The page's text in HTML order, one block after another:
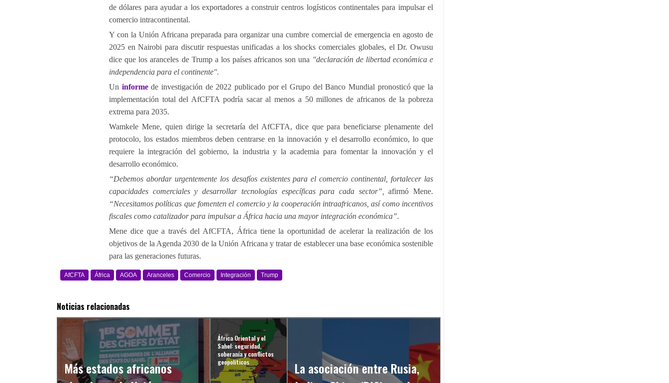
de dólares para ayudar a los exportadores a construir centros logísticos continentales para impulsar el
comercio intracontinental.
Y con la Unión Africana preparada para organizar una cumbre comercial de emergencia en agosto de
2025 en Nairobi para discutir respuestas unificadas a los shocks comerciales globales, el Dr. Owusu
dice que los aranceles de Trump a los países africanos son una "declaración de libertad económica e
independencia para el continente".
Un informede investigación de 2022 publicado por el Grupo del Banco Mundial pronosticó que la
implementación total del AfCFTA podría sacar al menos a 50 millones de africanos de la pobreza
extrema para 2035.
Wamkele Mene, quien dirige la secretaría del AfCFTA, dice que para beneficiarse plenamente del
protocolo, los estados miembros deben centrarse en la innovación y el desarrollo económico, lo que
requiere la integración del gobierno, la industria y la academia para fomentar la innovación y el
desarrollo económico.
“Debemos abordar urgentemente los desafíos existentes para el comercio continental, fortalecer las
capacidades comerciales y desarrollar tecnologías específicas para cada sector”,
afirmó Mene.
“Necesitamos políticas que fomenten el comercio y la cooperación intraafricanos, así como incentivos
fiscales como catalizador para impulsar a África hacia una mayor integración económica”.
Mene dice que a través del AfCFTA, África tiene la oportunidad de acelerar la realización de los
objetivos de la Agenda 2030 de la Unión Africana y tratar de establecer una base económica sostenible
para las generaciones futuras.
AfCFTA África AGOA Aranceles Comercio Integración Trump
Noticias relacionadas
Más estados africanos
África Oriental y el
Sahel: seguridad,
soberanía y conflictos
geopolíticos
La asociación entre Rusia,